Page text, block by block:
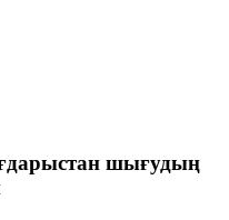
шығудың